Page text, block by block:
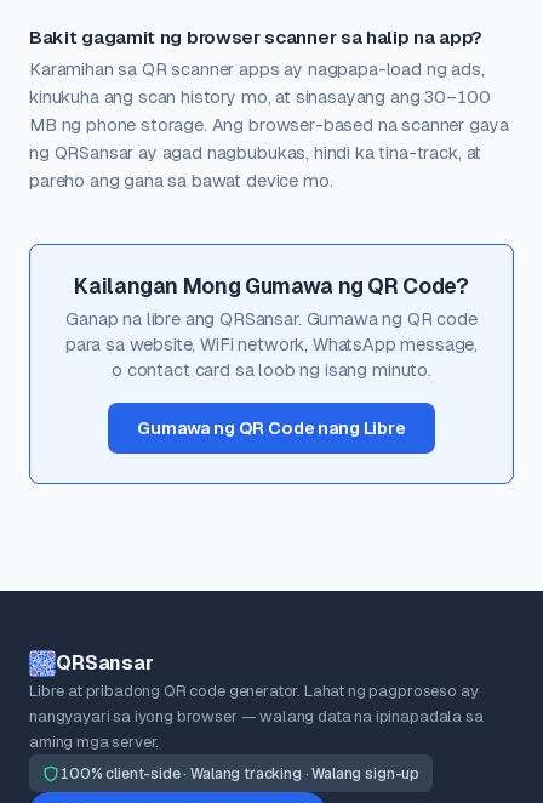
Bakit gagamit ng browser scanner sa halip na app?
Karamihan sa QR scanner apps ay nagpapa-load ng ads,
kinukuha ang scan history mo, at sinasayang ang 30–100
MB ng phone storage. Ang browser-based na scanner gaya
ng QRSansar ay agad nagbubukas, hindi ka tina-track, at
pareho ang gana sa bawat device mo.
Kailangan Mong Gumawa ng QR Code?
Ganap na libre ang QRSansar. Gumawa ng QR code
para sa website, WiFi network, WhatsApp message,
o contact card sa loob ng isang minuto.
Gumawa ng QR Code nang Libre
QRSansar
Libre at pribadong QR code generator. Lahat ng pagproseso ay
nangyayari sa iyong browser — walang data na ipinapadala sa
aming mga server.
100% client-side · Walang tracking · Walang sign-up